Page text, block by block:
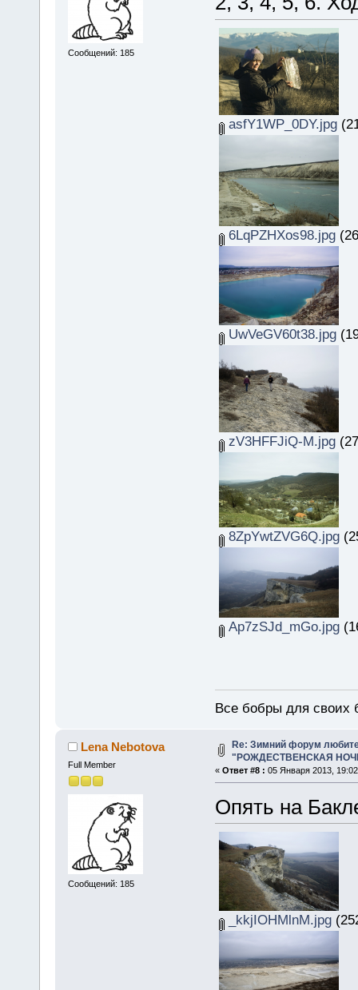
Сообщений: 185
asfY1WP_0DY.jpg
6LqPZHXos98.jpg
UwVeGV60t38.jpg
zV3HFFJiQ-M.jpg
8ZpYwtZVG6Q.jpg
Ap7zSJd_mGo.jpg
Все бобры для своих
Lena Nebotova
Full Member
Сообщений: 185
Re: Зимний форум
"РОЖДЕСТВЕНСКАЯ
« Ответ #8 : 05 Января 2013,
Опять на
_kkjIOHMlnM.jpg